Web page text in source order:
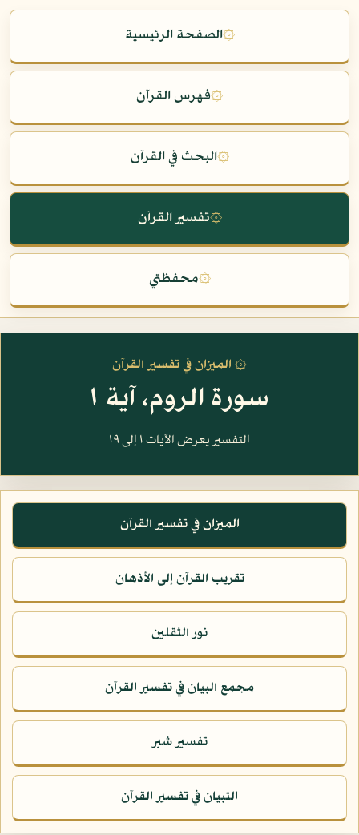
۞الصفحة الرئيسية
۞فهرس القرآن
۞البحث في القرآن
۞تفسير القرآن
۞محفظتي
۞ الميزان في تفسير القرآن
سورة الروم، آية ١
التفسير يعرض الآيات ١ إلى ١٩
الميزان في تفسير القرآن
تقريب القرآن إلى الأذهان
نور الثقلين
مجمع البيان في تفسير القرآن
تفسير شبر
التبيان في تفسير القرآن